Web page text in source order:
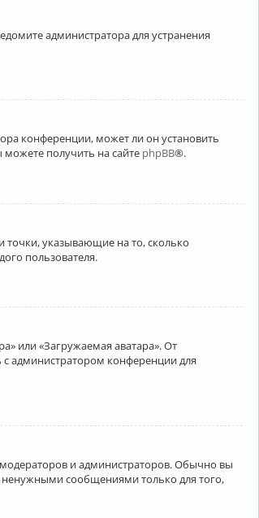
администратора для устранения
конференции, может ли он установить
получить на сайте phpBB®.
точки, указывающие на то, сколько
пользователя.
или «Загружаемая аватара». От
с администратором конференции для
и администраторов. Обычно вы
сообщениями только для того,